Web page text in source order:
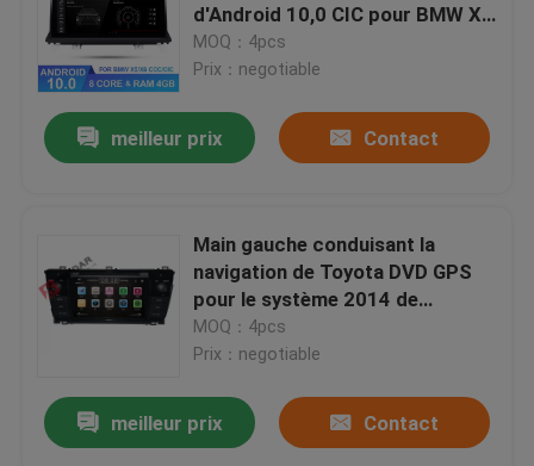
d'Android 10,0 CIC pour BMW X5
E70
MOQ：4pcs
Prix：negotiable
meilleur prix Contact
Main gauche conduisant la
navigation de Toyota DVD GPS
pour le système 2014 de
navigation de Toyota Corolla
MOQ：4pcs
Prix：negotiable
meilleur prix Contact